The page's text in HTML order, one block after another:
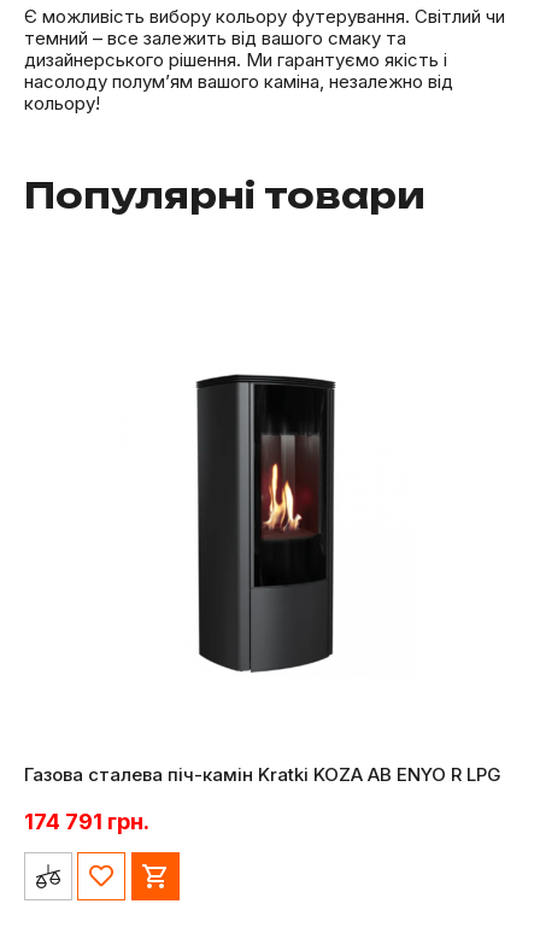
Є можливість вибору кольору футерування. Світлий чи
темний – все залежить від вашого смаку та
дизайнерського рішення. Ми гарантуємо якість і
насолоду полум’ям вашого каміна, незалежно від
кольору!
Популярні товари
Газова сталева піч-камін Kratki KOZA AB ENYO R LPG
174 791 грн.